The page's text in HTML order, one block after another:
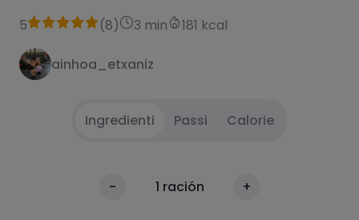
5 (8) 3 min 181 kcal
ainhoa_etxaniz
Ingredienti Passi Calorie
- 1 ración +
Sciogliere il cioccolato a intervalli di 30